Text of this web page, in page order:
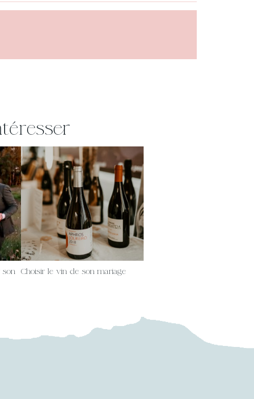
son Choisir le vin de son mariage